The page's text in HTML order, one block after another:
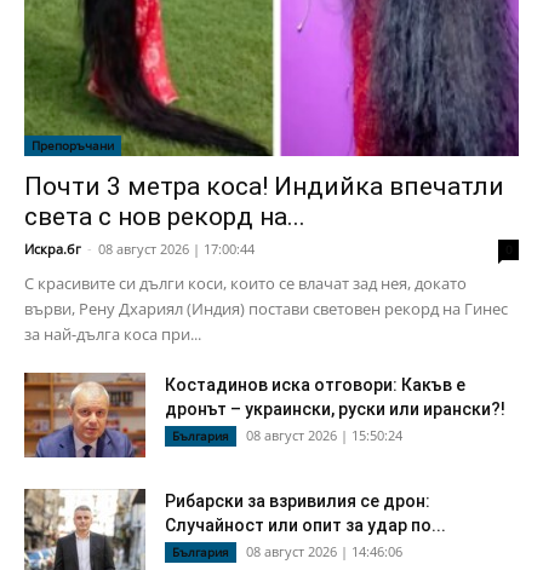
Препоръчани
Почти 3 метра коса! Индийка впечатли
света с нов рекорд на...
Искра.бг - 08 август 2026 | 17:00:44
С красивите си дълги коси, които се влачат зад нея, докато
върви, Рену Дхариял (Индия) постави световен рекорд на Гинес
за най-дълга коса при...
Костадинов иска отговори: Какъв е
дронът – украински, руски или ирански?!
България 08 август 2026 | 15:50:24
Рибарски за взривилия се дрон:
Случайност или опит за удар по...
България 08 август 2026 | 14:46:06